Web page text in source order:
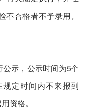
合格者不予录用。
示，公示时间为5个
定时间内不来报到
资格。